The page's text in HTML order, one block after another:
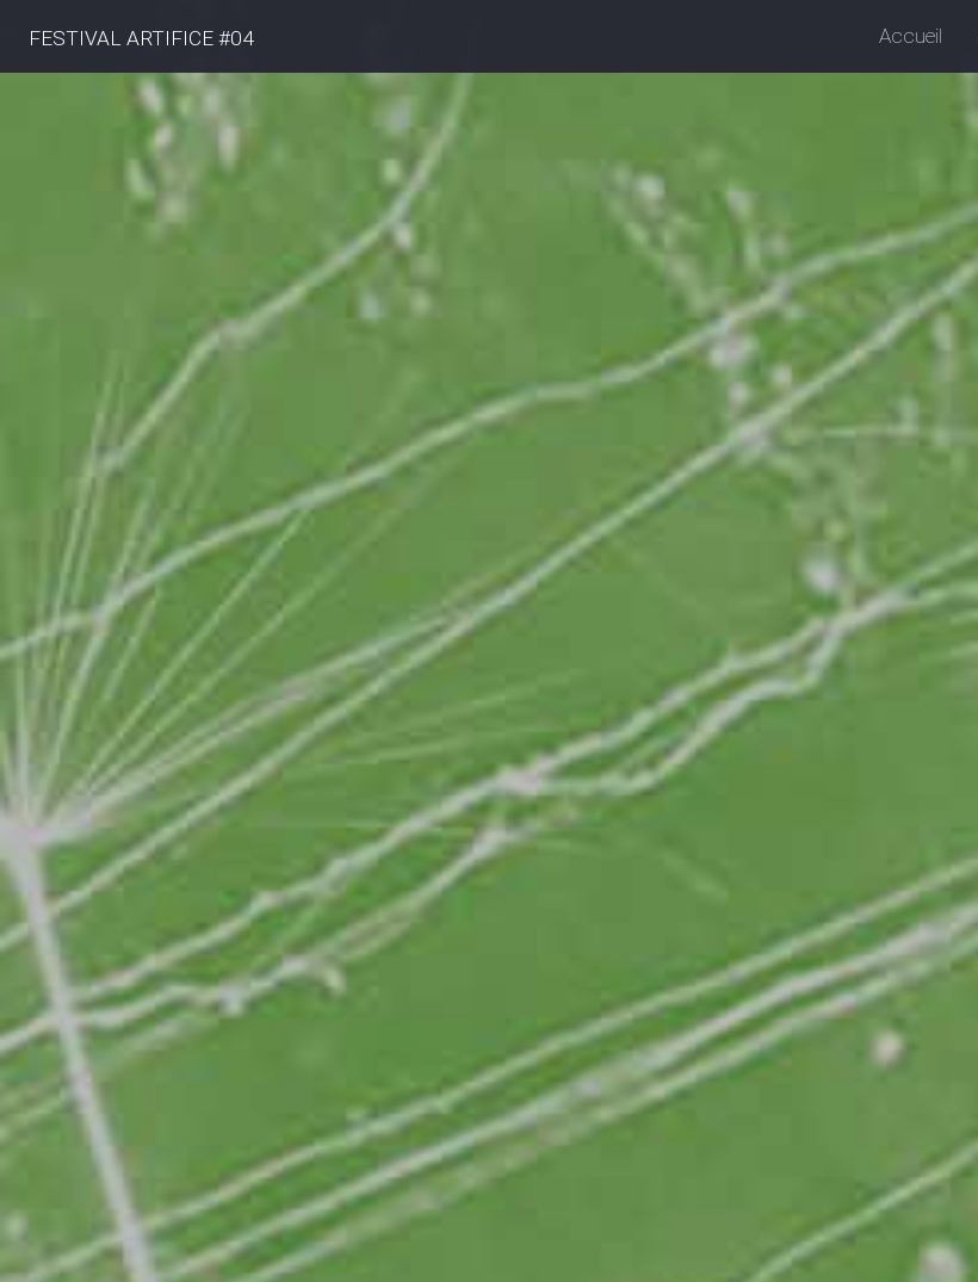
FESTIVAL ARTIFICE #04 Accueil